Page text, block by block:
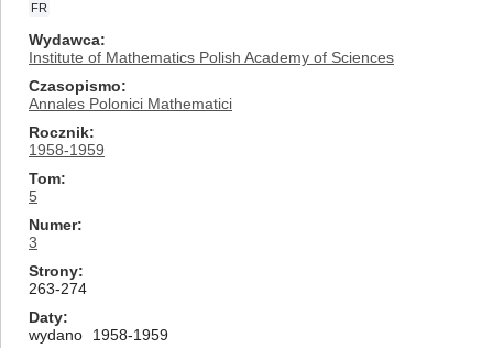
FR
Wydawca
Institute of Mathematics Polish Academy of Sciences
Czasopismo
Annales Polonici Mathematici
Rocznik
1958-1959
Tom
5
Numer
3
Strony
263-274
Daty
wydano
1958-1959